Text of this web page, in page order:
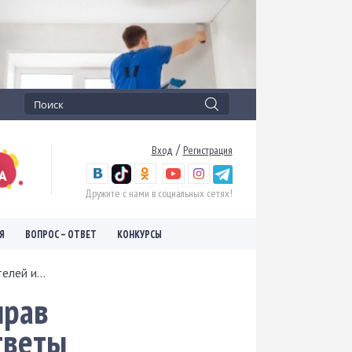
Вход / Регистрация
Дружите с нами в социальных сетях!
ВОПРОС – ОТВЕТ КОНКУРСЫ
и...